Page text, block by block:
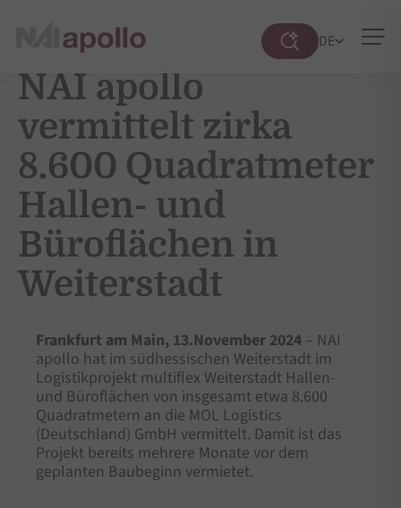
Suche
DE
NAI apollo
vermittelt zirka
8.600 Quadratmeter
Hallen- und
Büroflächen in
Weiterstadt
Frankfurt am Main, 13.November 2024 – NAI
apollo hat im südhessischen Weiterstadt im
Logistikprojekt multiflex Weiterstadt Hallen-
und Büroflächen von insgesamt etwa 8.600
Quadratmetern an die MOL Logistics
(Deutschland) GmbH vermittelt. Damit ist das
Projekt bereits mehrere Monate vor dem
geplanten Baubeginn vermietet.